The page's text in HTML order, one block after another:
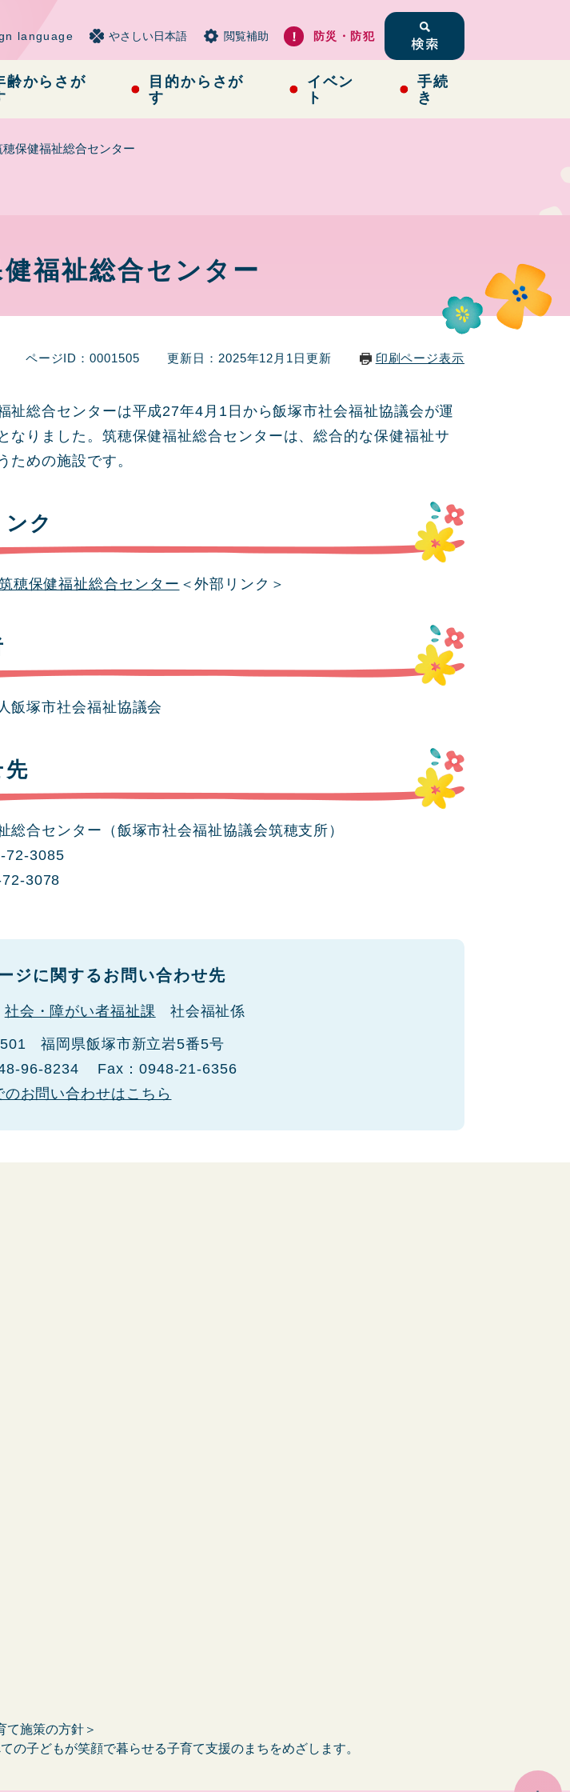
language やさしい日本語 閲覧補助 防災・防犯
齢からさが
目的からさが
す
イベン
ト
手続
き
穂保健福祉総合センター
福祉総合センター
ページID：0001505 更新日：2025年12月1日更新 印刷ページ表示
祉総合センターは平成27年4月1日から飯塚市社会福祉協議会が運
なりました。筑穂保健福祉総合センターは、総合的な保健福祉サ
ための施設です。
ク
穂保健福祉総合センター ＜外部リンク＞
飯塚市社会福祉協議会
先
総合センター（飯塚市社会福祉協議会筑穂支所）
72-3085
3078
ジに関するお問い合わせ先
社会・障がい者福祉課 社会福祉係
福岡県飯塚市新立岩5番5号
96-8234
Fax：0948-21-6356
のお問い合わせはこちら
て施策の方針＞
の子どもが笑顔で暮らせる子育て支援のまちをめざします。